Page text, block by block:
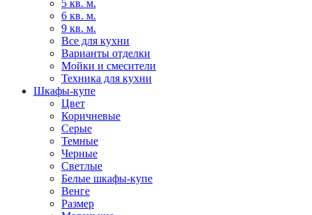
5 кв. м.
6 кв. м.
9 кв. м.
Все для кухни
Варианты отделки
Мойки и смесители
Техника для кухни
Шкафы-купе
Цвет
Коричневые
Серые
Темные
Черные
Светлые
Белые шкафы-купе
Венге
Размер